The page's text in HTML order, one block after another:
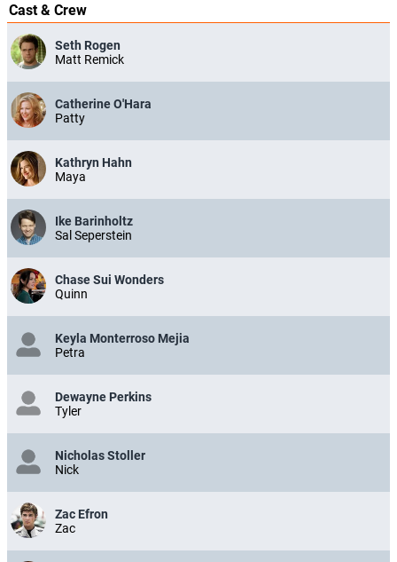
Cast & Crew
Seth Rogen
Matt Remick
Catherine O'Hara
Patty
Kathryn Hahn
Maya
Ike Barinholtz
Sal Seperstein
Chase Sui Wonders
Quinn
Keyla Monterroso Mejia
Petra
Dewayne Perkins
Tyler
Nicholas Stoller
Nick
Zac Efron
Zac